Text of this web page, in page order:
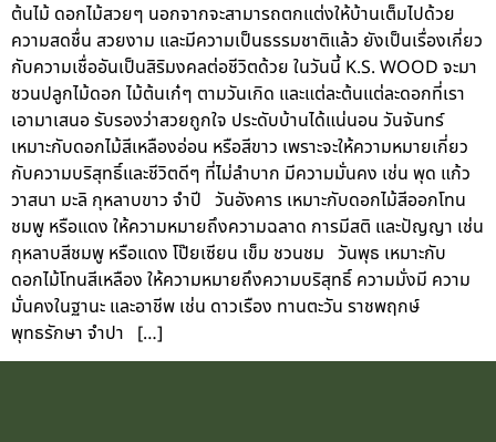
ต้นไม้ ดอกไม้สวยๆ นอกจากจะสามารถตกแต่งให้บ้านเต็มไปด้วย
ความสดชื่น สวยงาม และมีความเป็นธรรมชาติแล้ว ยังเป็นเรื่องเกี่ยว
กับความเชื่ออันเป็นสิริมงคลต่อชีวิตด้วย ในวันนี้ K.S. WOOD จะมา
ชวนปลูกไม้ดอก ไม้ต้นเก๋ๆ ตามวันเกิด และแต่ละต้นแต่ละดอกที่เรา
เอามาเสนอ รับรองว่าสวยถูกใจ ประดับบ้านได้แน่นอน วันจันทร์
เหมาะกับดอกไม้สีเหลืองอ่อน หรือสีขาว เพราะจะให้ความหมายเกี่ยว
กับความบริสุทธิ์และชีวิตดีๆ ที่ไม่ลำบาก มีความมั่นคง เช่น พุด แก้ว
วาสนา มะลิ กุหลาบขาว จำปี วันอังคาร เหมาะกับดอกไม้สีออกโทน
ชมพู หรือแดง ให้ความหมายถึงความฉลาด การมีสติ และปัญญา เช่น
กุหลาบสีชมพู หรือแดง โป๊ยเซียน เข็ม ชวนชม วันพุธ เหมาะกับ
ดอกไม้โทนสีเหลือง ให้ความหมายถึงความบริสุทธิ์ ความมั่งมี ความ
มั่นคงในฐานะ และอาชีพ เช่น ดาวเรือง ทานตะวัน ราชพฤกษ์
พุทธรักษา จำปา […]